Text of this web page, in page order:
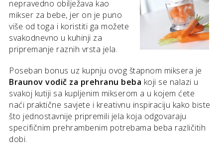
nepravedno obilježava kao
mikser za bebe, jer on je puno
više od toga i koristiti ga možete
svakodnevno u kuhinji za
pripremanje raznih vrsta jela.
Poseban bonus uz kupnju ovog štapnom miksera je
Braunov vodič za prehranu beba koji se nalazi u
svakoj kutiji sa kupljenim mikserom a u kojem ćete
naći praktične savjete i kreativnu inspiraciju kako biste
što jednostavnije pripremili jela koja odgovaraju
specifičnim prehrambenim potrebama beba različitih
dobi.